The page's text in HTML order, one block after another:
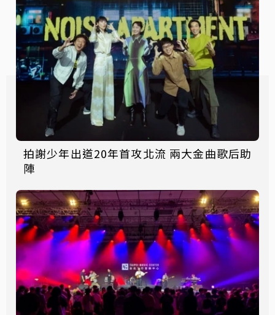
拍謝少年出道20年首攻北流 兩大金曲歌后助
陣